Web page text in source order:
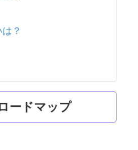
？
ードマップ